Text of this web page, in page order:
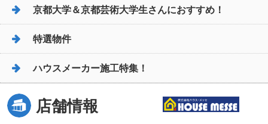
京都大学＆京都芸術大学生さんにおすすめ！
特選物件
ハウスメーカー施工特集！
店舗情報